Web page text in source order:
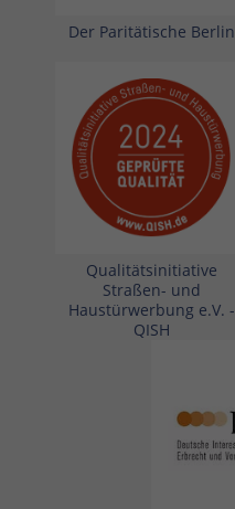
Der Paritätische Berlin
Qualitätsinitiative
Straßen- und
Haustürwerbung e.V. -
QISH